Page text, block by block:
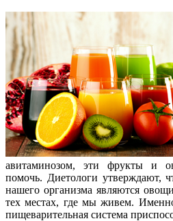
авитаминозом, эти фрукты и
помочь. Диетологи утверждают,
нашего организма являются
тех местах, где мы живем.
пищеварительная система